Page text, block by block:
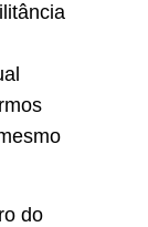
do